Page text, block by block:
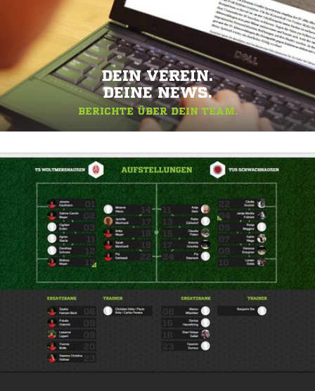
DEIN VEREIN.
DEINE NEWS.
BERICHTE ÜBER DEIN TEAM.